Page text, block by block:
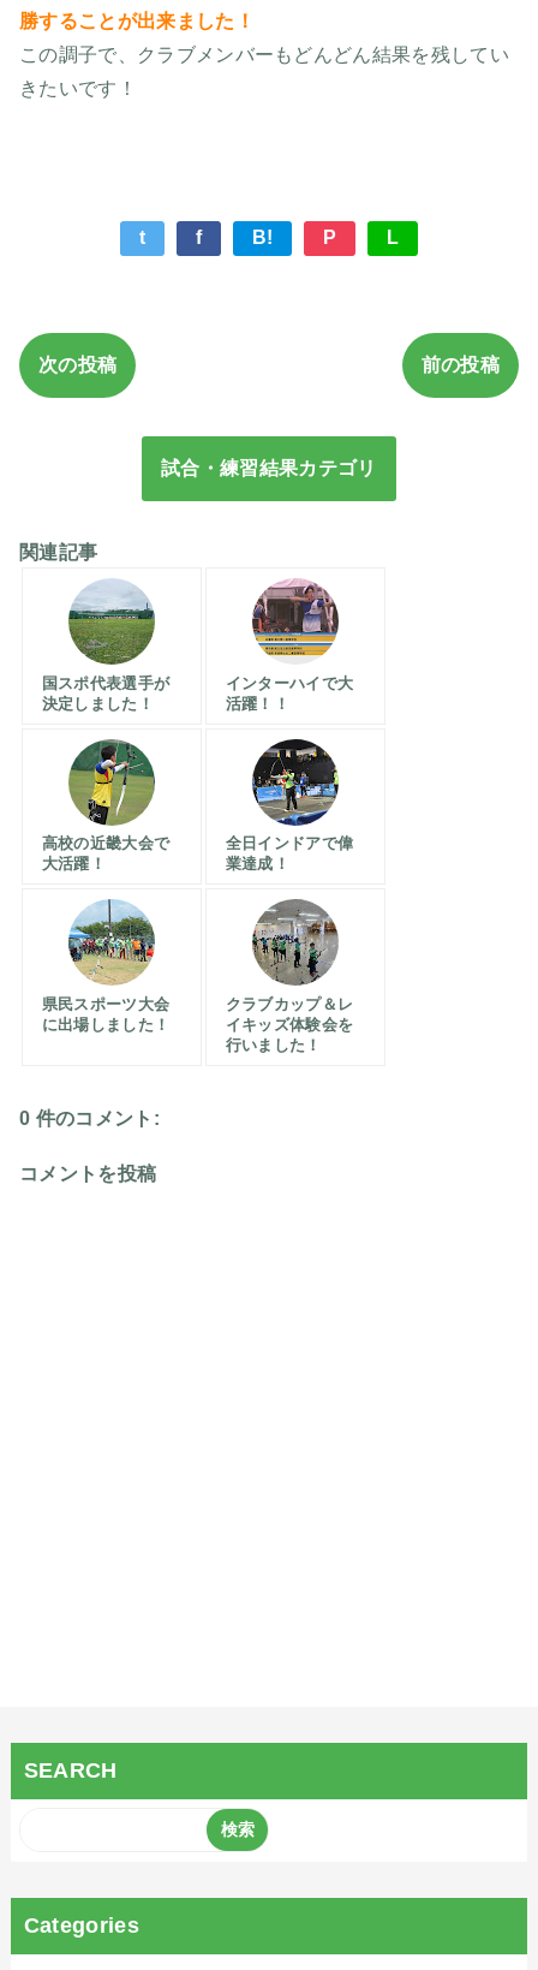
勝することが出来ました！
この調子で、クラブメンバーもどんどん結果を残してい
きたいです！
t f B! P L
次の投稿 前の投稿
試合・練習結果カテゴリ
関連記事
国スポ代表選手が
決定しました！
インターハイで大
活躍！！
高校の近畿大会で
大活躍！
全日インドアで偉
業達成！
県民スポーツ大会
に出場しました！
クラブカップ＆レ
イキッズ体験会を
行いました！
0 件のコメント:
コメントを投稿
SEARCH
Categories